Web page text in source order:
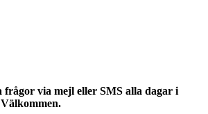
frågor via mejl eller SMS alla dagar i